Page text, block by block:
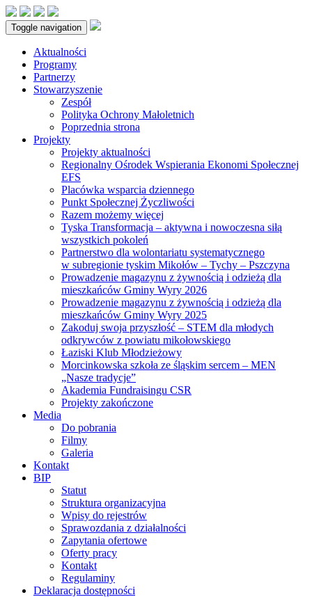
Toggle navigation
Aktualności
Programy
Partnerzy
Stowarzyszenie
Zespół
Polityka Ochrony Małoletnich
Poprzednia strona
Projekty
Projekty aktualności
Regionalny Ośrodek Wspierania Ekonomi Społecznej
EFS
Placówka wsparcia dziennego
Punkt Społecznej Życzliwości
Razem możemy więcej
Tyska Transformacja – aktywna i nowoczesna siłą
wszystkich pokoleń
Partnerstwo dla wolontariatu systematycznego
w subregionie tyskim Mikołów – Tychy – Pszczyna
Prowadzenie magazynu z żywnością i odzieżą dla
mieszkańców Gminy Wyry 2026
Prowadzenie magazynu z żywnością i odzieżą dla
mieszkańców Gminy Wyry 2025
Zakoduj swoja przyszłość – STEM dla młodych
odkrywców z powiatu mikołowskiego
Łaziski Klub Młodzieżowy
Morcinkowska szkoła ze śląskim sercem – MEN
„Nasze tradycje”
Akademia Fundraisingu CSR
Projekty zakończone
Media
Do pobrania
Filmy
Galeria
Kontakt
BIP
Statut
Struktura organizacyjna
Wpisy do rejestrów
Sprawozdania z działalności
Zapytania ofertowe
Oferty pracy
Kontakt
Regulaminy
Deklaracja dostępności